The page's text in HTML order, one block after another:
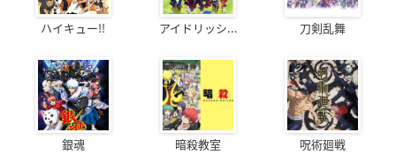
ハイキュー!! アイドリッシ... 刀剣乱舞
銀魂 暗殺教室 呪術廻戦